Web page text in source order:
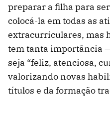
preparar a filha para
colocá-la em todas as
extracurriculares, mas
tem tanta importância
seja “feliz, atenciosa,
valorizando novas
títulos e da formação